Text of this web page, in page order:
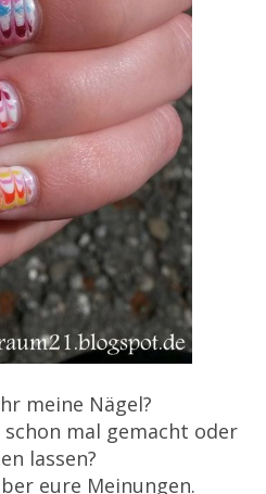
meine Nägel?
mal gemacht oder
lassen?
eure Meinungen.